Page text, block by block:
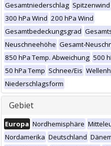
Gesamtniederschlag Spitzenwind
300 hPa Wind 200 hPa Wind
Gesamtbedeckungsgrad
Neuschneehöhe Gesamt-
850 hPa Temp. Abweichung 500
50 hPa Temp Schnee/Eis
Niederschlagsform
Gebiet
Europa Nordhemisphäre
Nordamerika Deutschland